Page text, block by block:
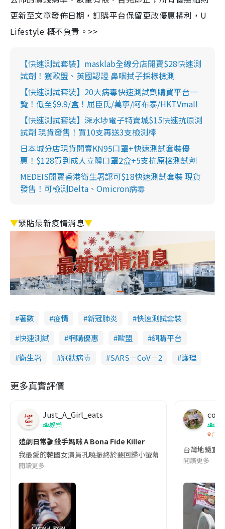
更新至文章發佈日期，訂購平台保留更改優惠權利，U
Lifestyle 概不負責。>>
【快速測試套裝】masklab全線分店開賣$28快速測
試劑！獲歐盟、英國認證 鼻咽拭子採樣檢測
【快速測試套裝】20大病毒快速測試劑購買平台一
覽！低至$9.9/盒！屈臣氏/萬寧/阿布泰/HKTVmall
【快速測試套裝】深水埗電子特賣城$15快速抗原測
試劑 現貨發售！買10支再送3支檢測棒
日本城分店現貨開賣KN95口罩+快速測試套裝優
惠！$128買到成人立體口罩2盒+5支抗原檢測試劑
MEDEIS開賣香港衛生署認可$18快速測試套裝 現貨
發售！可檢測Delta、Omicron病毒
▼緊貼最新疫情消息▼
著數 疫情 新冠肺炎
快速測試套裝
快速測試
網購優惠 歐盟
網購平台
衞生署
冠狀病毒 SARS－CoV－2 護理
更多真實評價
Just_A_Girl_eats
娛樂
追劇日常🎬 殺手媽咪 A Bona Fide Killer
我最愛的韓國女演員孔曉振終於要回歸小螢幕啦!這次的劇本改編
閱讀更多
co
吹
台灣
台灣地鐵宣
閱讀更多